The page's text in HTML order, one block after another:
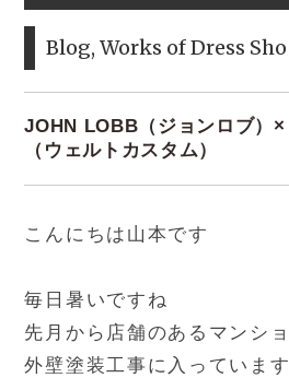
Blog,Works of Dress
JOHN LOBB（ジョンロブ）
（ウェルトカスタム）
こんにちは山本です
毎日暑いですね
先月から店舗のあるマンシ
外壁塗装工事に入っていま